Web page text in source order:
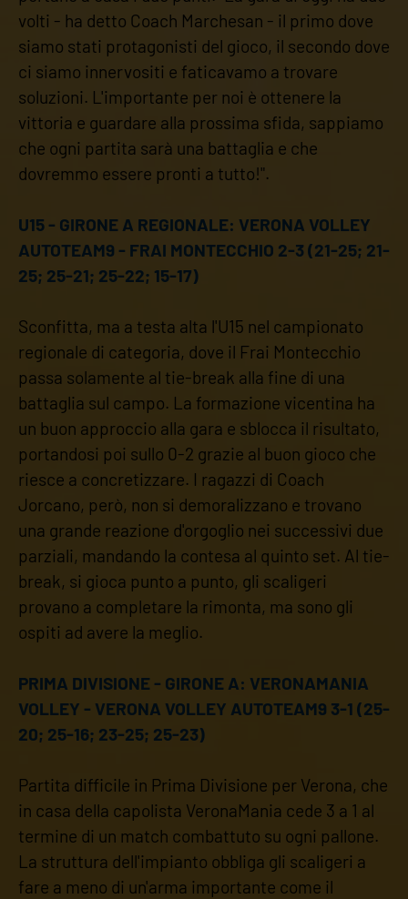
volti - ha detto Coach Marchesan - il primo dove
siamo stati protagonisti del gioco, il secondo dove
ci siamo innervositi e faticavamo a trovare
soluzioni. L'importante per noi è ottenere la
vittoria e guardare alla prossima sfida, sappiamo
che ogni partita sarà una battaglia e che
dovremmo essere pronti a tutto!".
U15 - GIRONE A REGIONALE: VERONA VOLLEY
AUTOTEAM9 - FRAI MONTECCHIO 2-3 (21-25; 21-
25; 25-21; 25-22; 15-17)
Sconfitta, ma a testa alta l'U15 nel campionato
regionale di categoria, dove il Frai Montecchio
passa solamente al tie-break alla fine di una
battaglia sul campo. La formazione vicentina ha
un buon approccio alla gara e sblocca il risultato,
portandosi poi sullo 0-2 grazie al buon gioco che
riesce a concretizzare. I ragazzi di Coach
Jorcano, però, non si demoralizzano e trovano
una grande reazione d'orgoglio nei successivi due
parziali, mandando la contesa al quinto set. Al tie-
break, si gioca punto a punto, gli scaligeri
provano a completare la rimonta, ma sono gli
ospiti ad avere la meglio.
PRIMA DIVISIONE - GIRONE A: VERONAMANIA
VOLLEY - VERONA VOLLEY AUTOTEAM9 3-1 (25-
20; 25-16; 23-25; 25-23)
Partita difficile in Prima Divisione per Verona, che
in casa della capolista VeronaMania cede 3 a 1 al
termine di un match combattuto su ogni pallone.
La struttura dell'impianto obbliga gli scaligeri a
fare a meno di un'arma importante come il